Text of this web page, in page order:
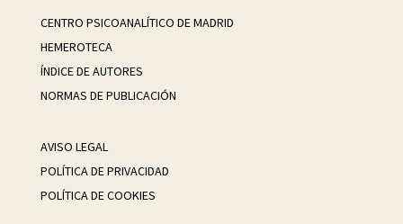
CENTRO PSICOANALÍTICO DE MADRID
HEMEROTECA
ÍNDICE DE AUTORES
NORMAS DE PUBLICACIÓN
AVISO LEGAL
POLÍTICA DE PRIVACIDAD
POLÍTICA DE COOKIES